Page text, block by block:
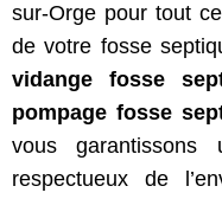
sur-Orge pour tout
de votre fosse
vidange fosse
pompage fosse
vous
respectueux de